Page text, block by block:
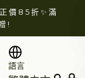
85折✨滿
!
語言